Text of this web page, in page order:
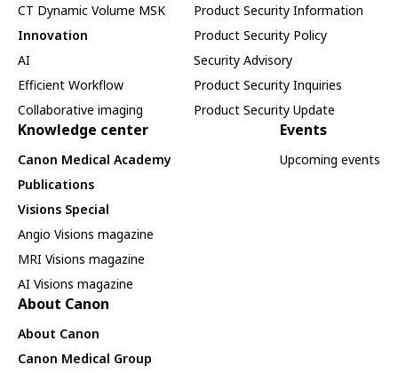
CT Dynamic Volume MSK
Innovation
AI
Efficient Workflow
Collaborative imaging
Product Security Information
Product Security Policy
Security Advisory
Product Security Inquiries
Product Security Update
Knowledge center
Canon Medical Academy
Publications
Visions Special
Angio Visions magazine
MRI Visions magazine
AI Visions magazine
Events
Upcoming events
About Canon
About Canon
Canon Medical Group